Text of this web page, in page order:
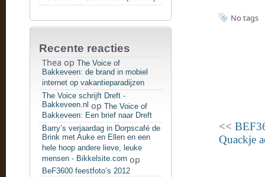
Recente reacties
Thea op The Voice of
Bakkeveen: de brand in mobiel
internet op vakantieparadijzen
The Voice schrijft Dreft -
Bakkeveen.nl op The Voice of
Bakkeveen: Een brief naar Dreft
Barry’s verjaardag in Dorpscafé de
Brink met Auke en Ellen en een
hele hoop andere lieve, leuke
mensen - Bikkelsite.com op
BeF3600 feestfoto’s 2012
No tags
<<
Quackje